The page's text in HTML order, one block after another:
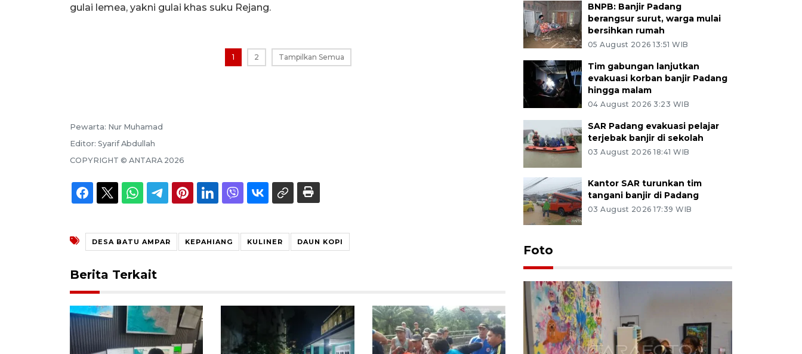
gulai lemea, yakni gulai khas suku Rejang.
1 2 Tampilkan Semua
Pewarta: Nur Muhamad
Editor: Syarif Abdullah
COPYRIGHT © ANTARA 2026
DESA BATU AMPAR KEPAHIANG KULINER DAUN KOPI
Berita Terkait
BNPB: Banjir Padang
berangsur surut, warga mulai
bersihkan rumah
05 August 2026 13:51 WIB
Tim gabungan lanjutkan
evakuasi korban banjir Padang
hingga malam
04 August 2026 3:23 WIB
SAR Padang evakuasi pelajar
terjebak banjir di sekolah
03 August 2026 18:41 WIB
Kantor SAR turunkan tim
tangani banjir di Padang
03 August 2026 17:39 WIB
Foto